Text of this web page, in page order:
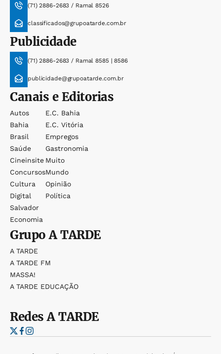
(71) 2886-2683 / Ramal 8526
classificados@grupoatarde.com.br
Publicidade
(71) 2886-2683 / Ramal 8585 | 8586
publicidade@grupoatarde.com.br
Canais e Editorias
Autos
Bahia
Brasil
Saúde
Cineinsite
Concursos
Cultura
Digital
Salvador
Economia
E.c. Bahia
E.c. Vitória
Empregos
Gastronomia
Muito
Mundo
Opinião
Política
GrupoA TARDE
A TARDE
A TARDE FM
MASSA!
A TARDE EDUCAÇÃO
RedesA TARDE